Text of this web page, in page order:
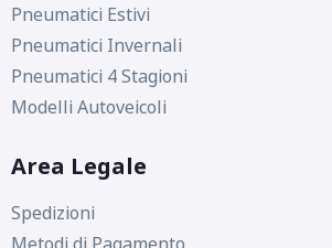
Pneumatici Estivi
Pneumatici Invernali
Pneumatici 4 Stagioni
Modelli Autoveicoli
Area Legale
Spedizioni
Metodi di Pagamento